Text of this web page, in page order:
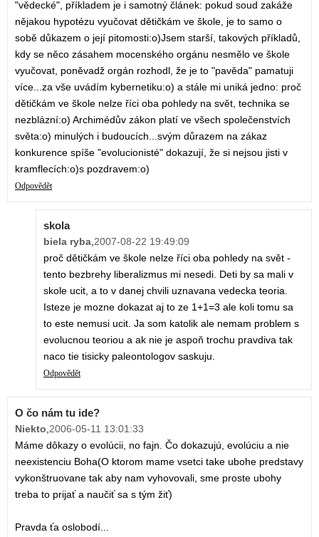
"vědecké", příkladem je i samotný článek: pokud soud zakáže
nějakou hypotézu vyučovat dětičkám ve škole, je to samo o
sobě důkazem o její pitomosti:o)Jsem starší, takových příkladů,
kdy se něco zásahem mocenského orgánu nesmělo ve škole
vyučovat, poněvadž orgán rozhodl, že je to "pavěda" pamatuji
více...za vše uvádím kybernetiku:o) a stále mi uniká jedno: proč
dětičkám ve škole nelze říci oba pohledy na svět, technika se
nezblázní:o) Archimédův zákon platí ve všech společenstvích
světa:o) minulých i budoucích...svým důrazem na zákaz
konkurence spíše "evolucionisté" dokazují, že si nejsou jisti v
kramflecích:o)s pozdravem:o)
Odpovědět
skola
biela ryba,2007-08-22 19:49:09
proč dětičkám ve škole nelze říci oba pohledy na svět -
tento bezbrehy liberalizmus mi nesedi. Deti by sa mali v
skole ucit, a to v danej chvili uznavana vedecka teoria.
Isteze je mozne dokazat aj to ze 1+1=3 ale koli tomu sa
to este nemusi ucit. Ja som katolik ale nemam problem s
evolucnou teoriou a ak nie je aspoň trochu pravdiva tak
naco tie tisicky paleontologov saskuju.
Odpovědět
O čo nám tu ide?
Niekto,2006-05-11 13:01:33
Máme dôkazy o evolúcii, no fajn. Čo dokazujú, evolúciu a nie
neexistenciu Boha(O ktorom mame vsetci take ubohe predstavy
vykonštruovane tak aby nam vyhovovali, sme proste ubohy
treba to prijať a naučiť sa s tým žiť)
Pravda ťa oslobodí...